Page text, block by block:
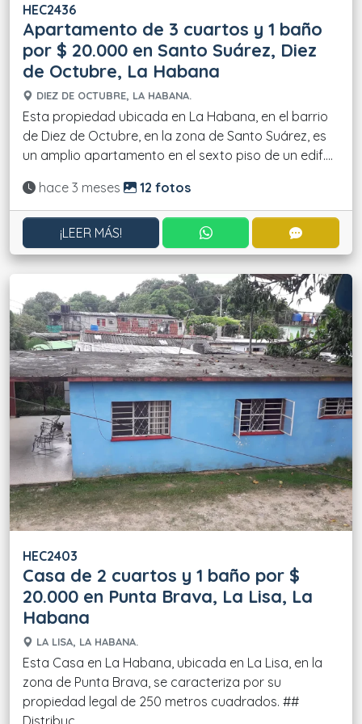
HEC2436
Apartamento de 3 cuartos y 1 baño
por $ 20.000 en Santo Suárez, Diez
de Octubre, La Habana
DIEZ DE OCTUBRE, LA HABANA.
Esta propiedad ubicada en La Habana, en el barrio
de Diez de Octubre, en la zona de Santo Suárez, es
un amplio apartamento en el sexto piso de un edif....
Actualizado:
hace 3 meses 12 fotos
¡LEER MÁS! CONTACTAR POR
HEC2403
Casa de 2 cuartos y 1 baño por $
20.000 en Punta Brava, La Lisa, La
Habana
LA LISA, LA HABANA.
Esta Casa en La Habana, ubicada en La Lisa, en la
zona de Punta Brava, se caracteriza por su
propiedad legal de 250 metros cuadrados. ##
Distribuc....